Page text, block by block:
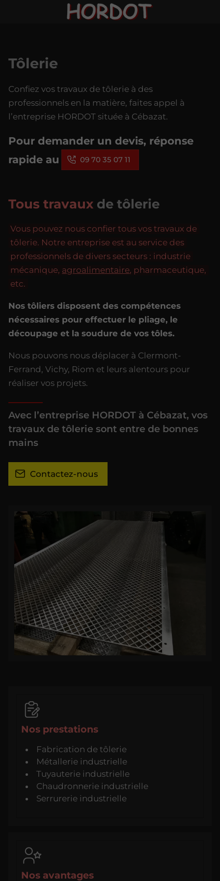
Tôlerie
Confiez vos travaux de tôlerie à des
professionnels en la matière, faites appel à
l’entreprise HORDOT située à Cébazat.
Pour demander un devis, réponse
rapide au
09 70 35 07 11
Tous travaux de tôlerie
Vous pouvez nous confier tous vos travaux de
tôlerie. Notre entreprise est au service des
professionnels de divers secteurs : industrie
mécanique, agroalimentaire, pharmaceutique,
etc.
Nos tôliers disposent des compétences
nécessaires pour effectuer le pliage, le
découpage et la soudure de vos tôles.
Nous pouvons nous déplacer à Clermont-
Ferrand, Vichy, Riom et leurs alentours pour
réaliser vos projets.
Avec l’entreprise HORDOT à Cébazat, vos
travaux de tôlerie sont entre de bonnes
mains
Contactez-nous
Nos prestations
Fabrication de tôlerie
Métallerie industrielle
Tuyauterie industrielle
Chaudronnerie industrielle
Serrurerie industrielle
Nos avantages